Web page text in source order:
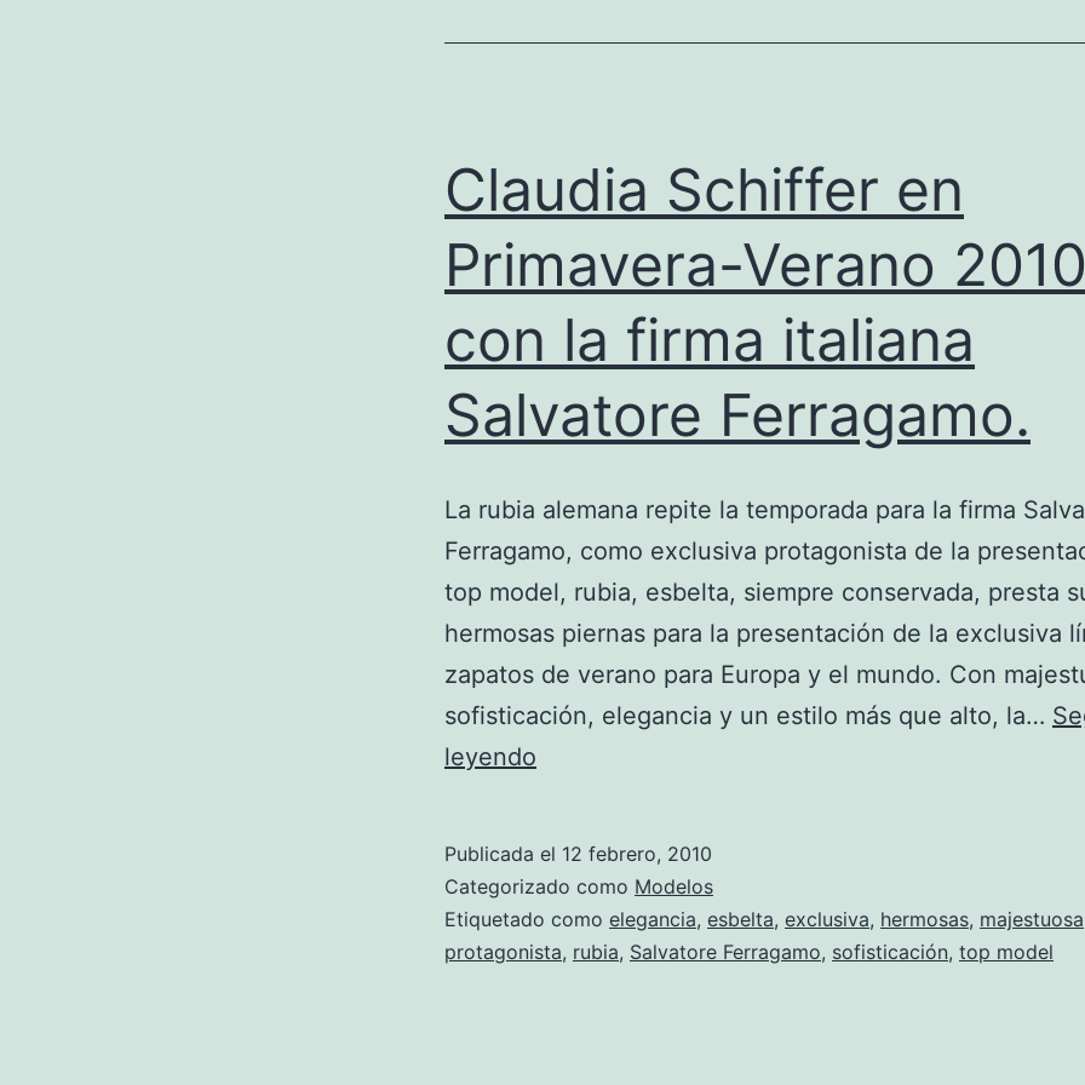
Claudia Schiffer en
Primavera-Verano 2010
con la firma italiana
Salvatore Ferragamo.
La rubia alemana repite la temporada para la firma
Ferragamo, como exclusiva protagonista de la
top model, rubia, esbelta, siempre conservada, presta
hermosas piernas para la presentación de la exclusiva
zapatos de verano para Europa y el mundo. Con
sofisticación, elegancia y un estilo más que alto, la…
leyendo
Primavera-
Verano
2010
Publicada el 12 febrero, 2010
Categorizado como Modelos
Etiquetado como elegancia, esbelta, exclusiva, hermosas, majestuosa
protagonista, rubia, Salvatore Ferragamo, sofisticación, top model